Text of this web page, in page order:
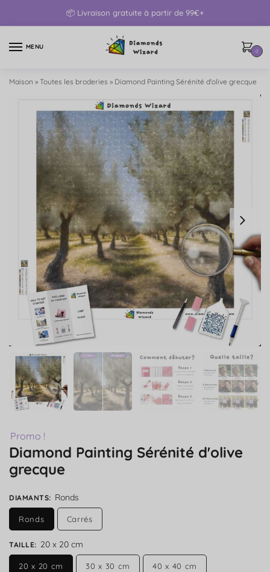
📦 Livraison gratuite à partir de 99€+
MENU
0
Maison » Toutes les broderies » Diamond Painting Sérénité d'olive grecque
Promo !
Diamond Painting Sérénité d'olive
grecque
DIAMANTS: Ronds
Ronds Carrés
TAILLE: 20 x 20 cm
20 x 20 cm 30 x 30 cm 40 x 40 cm